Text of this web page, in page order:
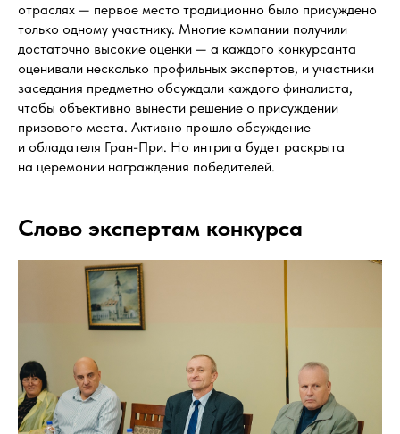
отраслях — первое место традиционно было присуждено
только одному участнику. Многие компании получили
достаточно высокие оценки — а каждого конкурсанта
оценивали несколько профильных экспертов, и участники
заседания предметно обсуждали каждого финалиста,
чтобы объективно вынести решение о присуждении
призового места. Активно прошло обсуждение
и обладателя Гран-При. Но интрига будет раскрыта
на церемонии награждения победителей.
Слово экспертам конкурса